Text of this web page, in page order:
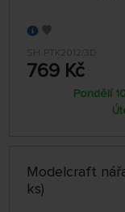
SH-PTK2012/3D
769 Kč
Pondělí
Modelcraft
ks)